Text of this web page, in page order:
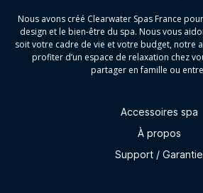
Nous avons créé Clearwater Spas France
design et le bien-être du spa. Nous vous
soit votre cadre de vie et votre budget, notre
profiter d’un espace de relaxation chez
partager en famille ou
Accessoires spa
À propos
Support / Garantie